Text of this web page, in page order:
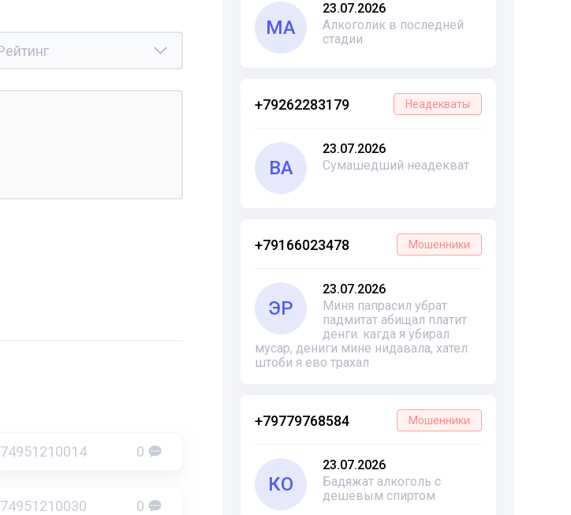
МА
23.07.2026
Алкоголик в последней
стадии
+79262283179 Неадекваты
ВА
23.07.2026
Сумашедший неадекват
+79166023478 Мошенники
ЭР
23.07.2026
Миня папрасил убрат
падмитат абищал платит
денги. кагда я убирал
мусар, дениги мине нидавала, хател
штоби я ево трахал
+79779768584 Мошенники
КО
23.07.2026
Бадяжат алкоголь с
дешёвым спиртом
74951210014 0
74951210030 0